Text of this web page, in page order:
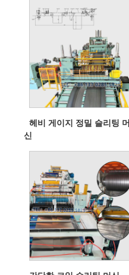
헤비 게이지 정밀 슬리팅 머
신